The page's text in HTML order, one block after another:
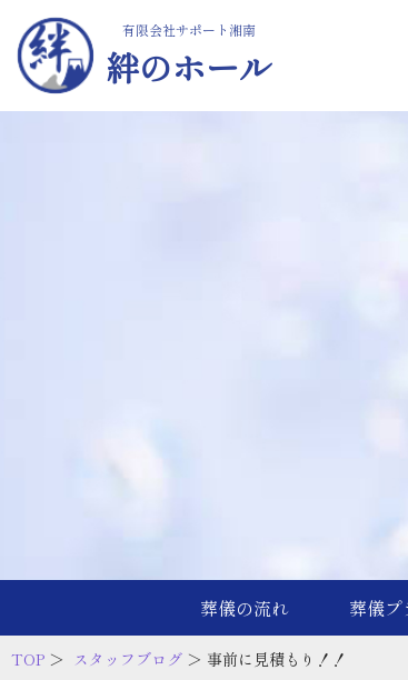
有限会社サポート湘南
絆のホール
葬儀の流れ 葬儀プ
TOP ＞ スタッフブログ ＞ 事前に見積もり！！